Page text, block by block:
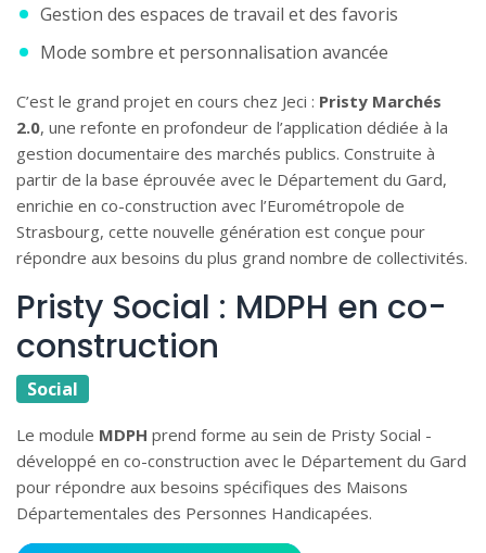
Gestion des espaces de travail et des favoris
Mode sombre et personnalisation avancée
C’est le grand projet en cours chez Jeci : Pristy Marchés
2.0, une refonte en profondeur de l’application dédiée à la
gestion documentaire des marchés publics. Construite à
partir de la base éprouvée avec le Département du Gard,
enrichie en co-construction avec l’Eurométropole de
Strasbourg, cette nouvelle génération est conçue pour
répondre aux besoins du plus grand nombre de collectivités.
Pristy Social : MDPH en co-
construction
Social
Le module MDPH prend forme au sein de Pristy Social -
développé en co-construction avec le Département du Gard
pour répondre aux besoins spécifiques des Maisons
Départementales des Personnes Handicapées.